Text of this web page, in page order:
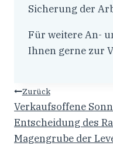
Sicherung der
Für weitere An-
Ihnen gerne zur
Zurück
Verkaufsoffene
Entscheidung des
Magengrube der